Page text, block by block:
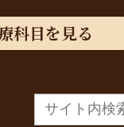
科目を見る